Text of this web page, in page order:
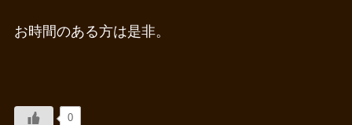
お時間のある方は是非。
0